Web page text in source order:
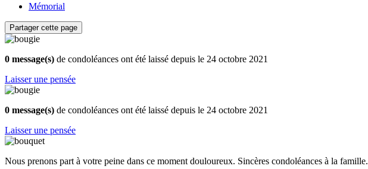
Mémorial
Partager cette page
0 message(s) de condoléances ont été laissé depuis le 24 octobre 2021
Laisser une pensée
0 message(s) de condoléances ont été laissé depuis le 24 octobre 2021
Laisser une pensée
Nous prenons part à votre peine dans ce moment douloureux. Sincères condoléances à la famille.